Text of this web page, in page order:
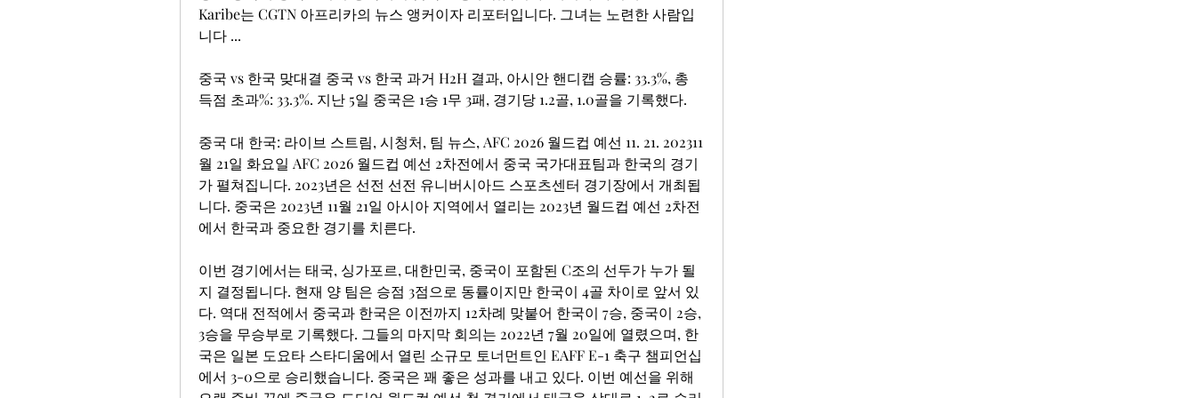
Karibe는 CGTN 아프리카의 뉴스 앵커이자 리포터입니다. 그녀는 노련한 사람입
니다 ...
중국 vs 한국 맞대결 중국 vs 한국 과거 H2H 결과, 아시안 핸디캡 승률: 33.3%, 총
득점 초과%: 33.3%. 지난 5일 중국은 1승 1무 3패, 경기당 1.2골, 1.0골을 기록했다.
중국 대 한국: 라이브 스트림, 시청처, 팀 뉴스, AFC 2026 월드컵 예선 11. 21. 202311
월 21일 화요일 AFC 2026 월드컵 예선 2차전에서 중국 국가대표팀과 한국의 경기
가 펼쳐집니다. 2023년은 선전 선전 유니버시아드 스포츠센터 경기장에서 개최됩
니다. 중국은 2023년 11월 21일 아시아 지역에서 열리는 2023년 월드컵 예선 2차전
에서 한국과 중요한 경기를 치른다.
이번 경기에서는 태국, 싱가포르, 대한민국, 중국이 포함된 C조의 선두가 누가 될
지 결정됩니다. 현재 양 팀은 승점 3점으로 동률이지만 한국이 4골 차이로 앞서 있
다. 역대 전적에서 중국과 한국은 이전까지 12차례 맞붙어 한국이 7승, 중국이 2승,
3승을 무승부로 기록했다. 그들의 마지막 회의는 2022년 7월 20일에 열렸으며, 한
국은 일본 도요타 스타디움에서 열린 소규모 토너먼트인 EAFF E-1 축구 챔피언십
에서 3-0으로 승리했습니다. 중국은 꽤 좋은 성과를 내고 있다. 이번 예선을 위해